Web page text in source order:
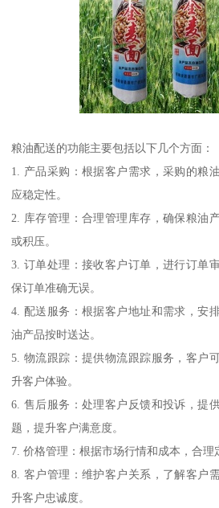
粮油配送的功能主要包括以下几个方面：
1. 产品采购：根据客户需求，采购的粮
应稳定性。
2. 库存管理：合理管理库存，确保粮油
或积压。
3. 订单处理：接收客户订单，进行订单
保订单准确无误。
4. 配送服务：根据客户地址和需求，安
油产品按时送达。
5. 物流跟踪：提供物流跟踪服务，客户
升客户体验。
6. 售后服务：处理客户反馈和投诉，提
题，提升客户满意度。
7. 价格管理：根据市场行情和成本，合理
8. 客户管理：维护客户关系，了解客户
升客户忠诚度。